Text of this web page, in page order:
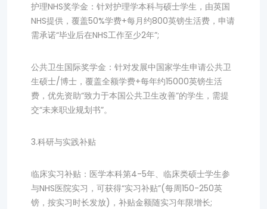
护理NHS奖学金：针对护理学本科与硕士学生，由英国
NHS提供，覆盖50%学费+每月约800英镑生活费，申请
需承诺“毕业后在NHS工作至少2年”;
公共卫生国际奖学金：针对发展中国家学生申请公共卫
生硕士/博士，覆盖全额学费+每年约15000英镑生活
费，优先资助“致力于本国公共卫生改善”的学生，需提
交“未来职业规划书”。
3.科研与实践补贴
临床实习补贴：医学本科第4-5年、临床类硕士学生参
与NHS医院实习，可获得“实习补贴”(每周150-250英
镑，按实习时长发放)，补贴金额随实习年限增长;